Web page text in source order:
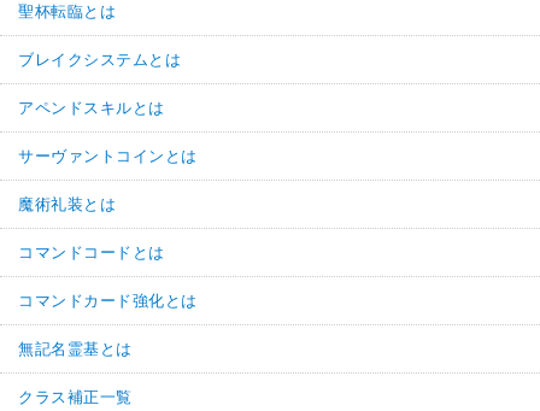
聖杯転臨とは
ブレイクシステムとは
アペンドスキルとは
サーヴァントコインとは
魔術礼装とは
コマンドコードとは
コマンドカード強化とは
無記名霊基とは
クラス補正一覧